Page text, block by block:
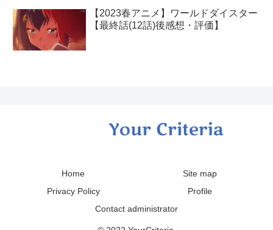
【2023春アニメ】ワールドダイスター
【最終話(12話)後感想・評価】
Home
Site map
Privacy Policy
Profile
Contact administrator